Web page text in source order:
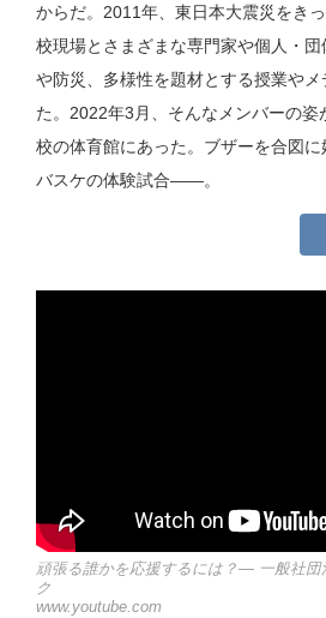
からだ。2011年、東日本大震災をき
校現場とさまざまな専門家や個人・
や防災、多様性を題材とする授業やメ
た。2022年3月、そんなメンバーの姿
校の体育館にあった。ブザーを合図
バスケの体験試合——。
頑張る誰かを応援するには？― 一般社団
ク
www.youtube.com